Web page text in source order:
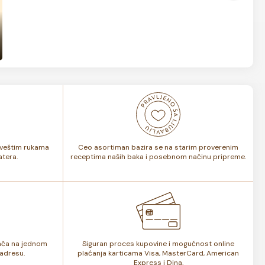
rukama
Ceo asortiman bazira se na starim proverenim
receptima naših baka i posebnom načinu pripreme.
na jednom
Siguran proces kupovine i mogućnost online
plaćanja karticama Visa, MasterCard, American
Express i Dina.